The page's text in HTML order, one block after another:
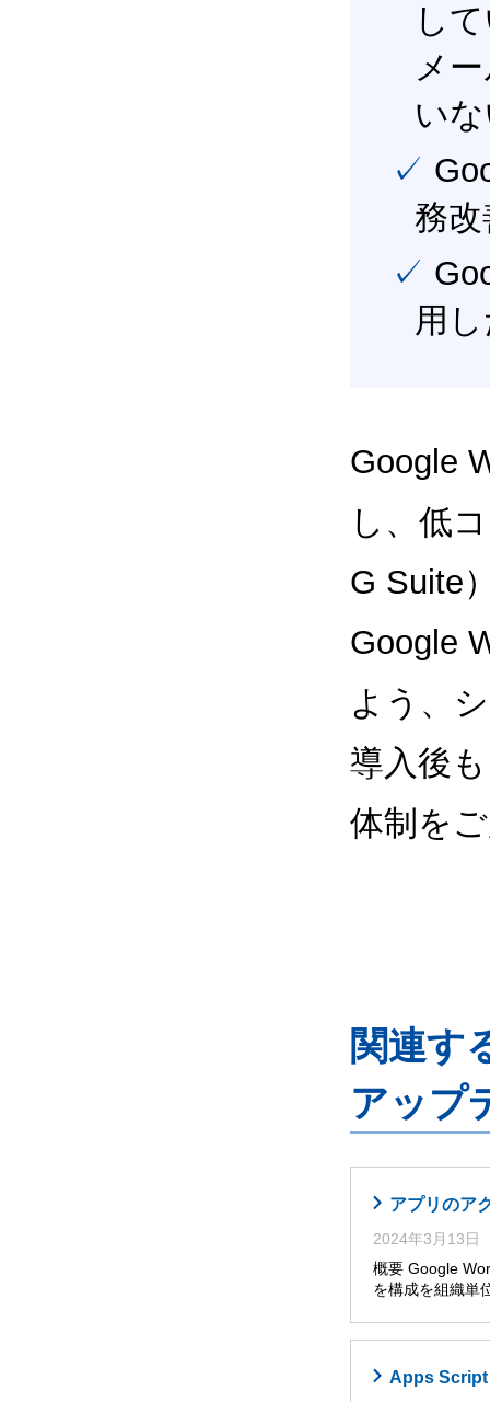
し
メ
い
✓ Google Workspace（旧G Suite） を活用し、業
務
✓ Google Workspace（旧G Suite） を最大限に活
用
Google
し、低
G Suite
Google
よう、
導入後
体制を
関連す
アップ
アプリのア
2024年3月13日
概要 Google
を構成を組織単
Apps Script